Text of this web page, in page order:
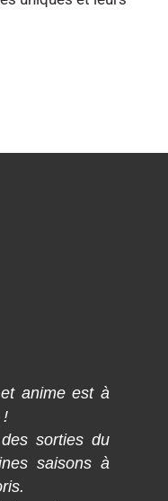
et anime est à
!
sorties du
saisons à